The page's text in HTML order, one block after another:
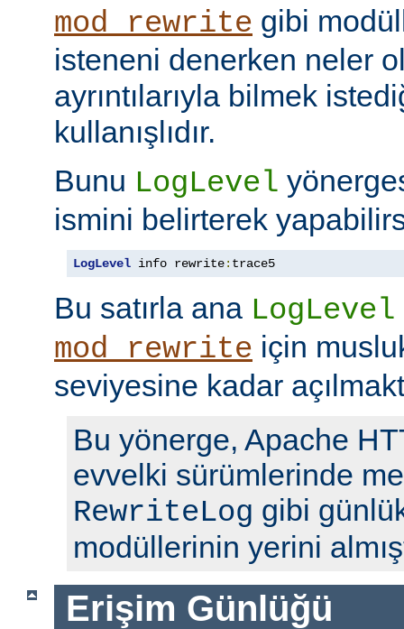
mod_rewrite gibi
isteneni denerken neler
ayrıntılarıyla bilmek
kullanışlıdır.
Bunu LogLevel
ismini belirterek
LogLevel info rewrite: trace5
Bu satırla ana LogLevel
mod_rewrite için
seviyesine kadar
Bu yönerge, Apache
evvelki sürümlerinde
RewriteLog gibi
modüllerinin yerini
Erişim Günlüğü